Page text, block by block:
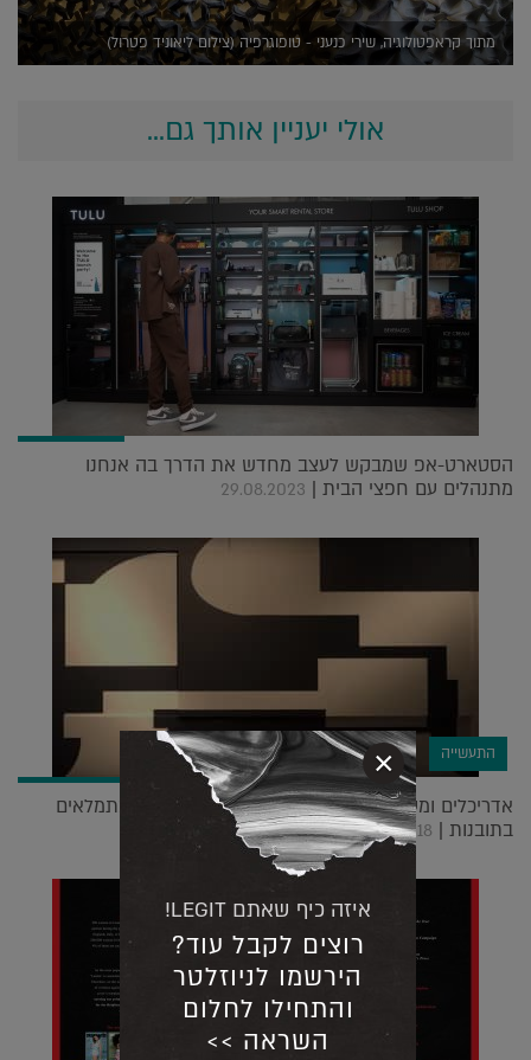
מתוך קראפטולוגיה, שירי כנעני - טופוגרפיה (צילום ליאוניד פטרול)
אולי יעניין אותך גם...
הסטארט-אפ שמבקש לעצב מחדש את הדרך בה אנחנו
מתנהלים עם חפצי הבית | 29.08.2023
התעשייה
אדריכלים ומעצבים רבים משתתפים בסיורי עיצוב ומתמלאים
בתובנות | 07.06.2018
איזה כיף שאתם LEGIT!
רוצים לקבל עוד?
הירשמו לניוזלטר
והתחילו לחלום
השראה >>
×